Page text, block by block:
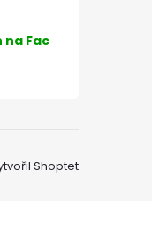
Fac
Shoptet